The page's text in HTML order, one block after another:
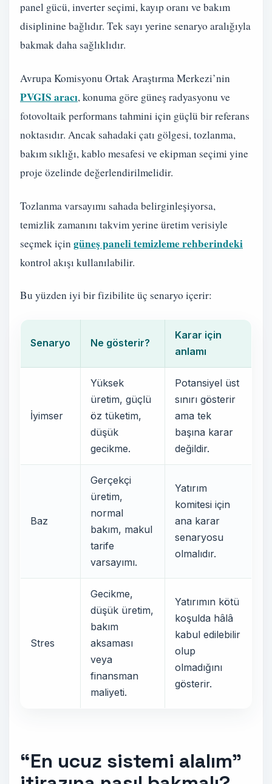
panel gücü, inverter seçimi, kayıp oranı ve bakım
disiplinine bağlıdır. Tek sayı yerine senaryo aralığıyla
bakmak daha sağlıklıdır.
Avrupa Komisyonu Ortak Araştırma Merkezi’nin
PVGIS aracı, konuma göre güneş radyasyonu ve
fotovoltaik performans tahmini için güçlü bir referans
noktasıdır. Ancak sahadaki çatı gölgesi, tozlanma,
bakım sıklığı, kablo mesafesi ve ekipman seçimi yine
proje özelinde değerlendirilmelidir.
Tozlanma varsayımı sahada belirginleşiyorsa,
temizlik zamanını takvim yerine üretim verisiyle
seçmek için güneş paneli temizleme rehberindeki
kontrol akışı kullanılabilir.
Bu yüzden iyi bir fizibilite üç senaryo içerir:
Senaryo Ne gösterir?
Karar için
anlamı
İyimser
Yüksek
üretim, güçlü
öz tüketim,
düşük
gecikme.
Potansiyel üst
sınırı gösterir
ama tek
başına karar
değildir.
Baz
Gerçekçi
üretim,
normal
bakım, makul
tarife
varsayımı.
Yatırım
komitesi için
ana karar
senaryosu
olmalıdır.
Stres
Gecikme,
düşük üretim,
bakım
aksaması
veya
finansman
maliyeti.
Yatırımın kötü
koşulda hâlâ
kabul edilebilir
olup
olmadığını
gösterir.
“En ucuz sistemi alalım”